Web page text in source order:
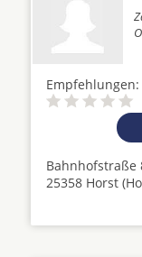
Empfehlungen:
Bahnhofstraße
25358 Horst